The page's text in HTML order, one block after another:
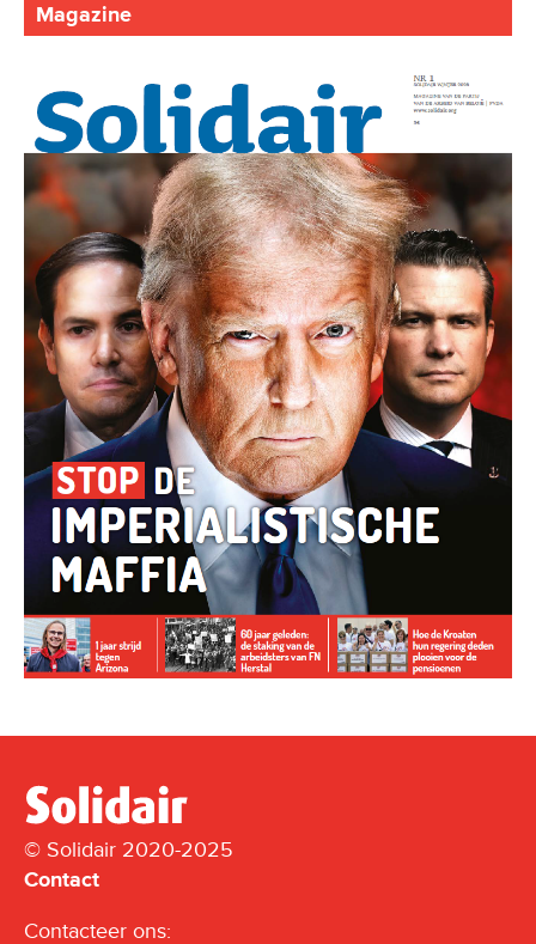
Magazine
© Solidair 2020-2025
Contact
Contacteer ons: